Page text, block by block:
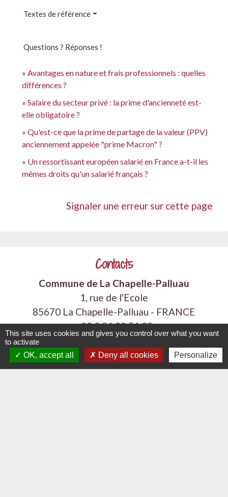
Textes de référence
Questions ? Réponses !
Avantages en nature et frais professionnels : quelles
différences ?
Salaire du secteur privé : la prime d'ancienneté est-
elle obligatoire ?
Qu'est-ce que la prime de partage de la valeur (PPV)
anciennement appelée "prime Macron" ?
Un ressortissant européen salarié en France a-t-il les
mêmes droits qu'un salarié français ?
Signaler une erreur sur cette page
Contacts
Commune de La Chapelle-Palluau
1, rue de l'Ecole
85670 La Chapelle-Palluau - FRANCE
+33 2 51 98 51 08
This site uses cookies and gives you control over what you want
to activate
OK, accept all
Deny all cookies Personalize